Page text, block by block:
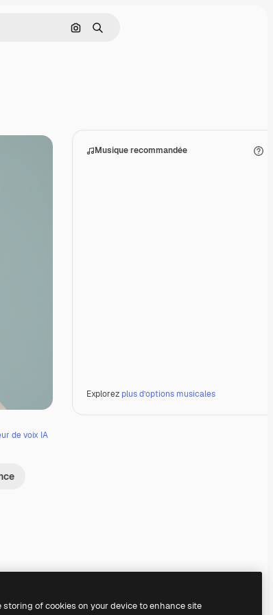
Rechercher par image
Rechercher
de voix IA
Musique recommandée
Explorez plus d’options musicales
of cookies on your device to enhance site